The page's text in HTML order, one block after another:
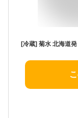
[冷蔵] 菊水 北海道